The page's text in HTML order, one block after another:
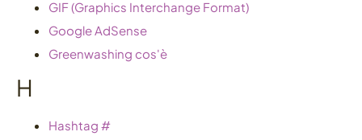
GIF (Graphics Interchange Format)
Google AdSense
Greenwashing cos'è
H
Hashtag #